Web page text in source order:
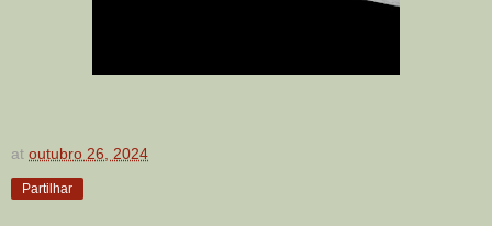
at outubro 26, 2024
Partilhar